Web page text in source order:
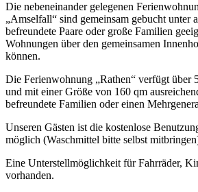
Die nebeneinander gelegenen
„Amselfall“ sind gemeinsam gebucht unter
befreundete Paare oder große Familien
Wohnungen über den gemeinsamen
können.
Die Ferienwohnung „Rathen“ verfügt über
und mit einer Größe von 160 qm
befreundete Familien oder einen
Unseren Gästen ist die kostenlose
möglich (Waschmittel bitte selbst
Eine Unterstellmöglichkeit für Fahrräder,
vorhanden.